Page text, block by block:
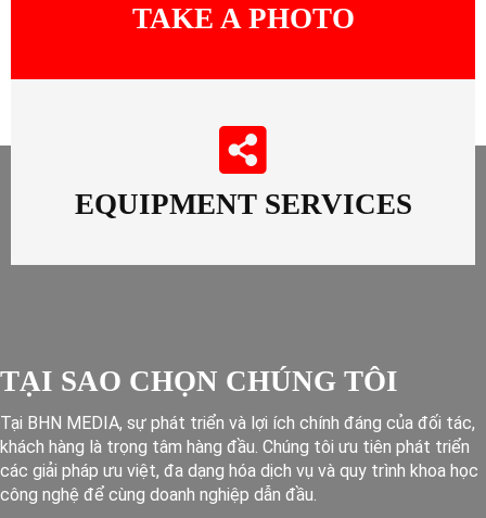
TAKE A PHOTO
EQUIPMENT SERVICES
TẠI SAO CHỌN CHÚNG TÔI
Tại BHN MEDIA, sự phát triển và lợi ích chính đáng của đối tác,
khách hàng là trọng tâm hàng đầu. Chúng tôi ưu tiên phát triển
các giải pháp ưu việt, đa dạng hóa dịch vụ và quy trình khoa học
công nghệ để cùng doanh nghiệp dẫn đầu.